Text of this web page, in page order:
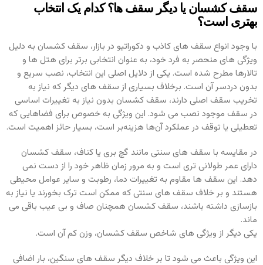
سقف کشسان یا دیگر سقف‌ ها؟ کدام یک انتخاب
بهتری است؟
با وجود انواع سقف‌ های کاذب و دکوراتیو در بازار، سقف کشسان به دلیل
ویژگی‌ های منحصر به فرد خود، به عنوان انتخابی برتر برای هتل‌ ها و
تالارها مطرح شده است. یکی از دلایل اصلی این انتخاب، نصب سریع و
بدون دردسر آن است. برخلاف بسیاری از سقف‌ های دیگر که نیاز به
تخریب سقف اصلی دارند، سقف کشسان بدون نیاز به تغییرات اساسی
در سقف موجود نصب می‌ شود. این ویژگی به خصوص برای فضاهایی که
تعطیلی یا توقف در عملکرد آن‌ها هزینه‌بر است، بسیار حائز اهمیت است.
در مقایسه با سقف‌ های سنتی مانند گچ‌ بری یا کناف، سقف کشسان
دارای عمر طولانی‌ تری است و به مرور زمان ظاهر خود را از دست نمی‌
دهد. این سقف‌ ها مقاوم به تغییرات دما، رطوبت و سایر عوامل محیطی
هستند و بر خلاف سقف‌ های سنتی که ممکن است ترک بخورند یا نیاز به
بازسازی داشته باشند، سقف کشسان همچنان صاف و بی‌ عیب باقی می‌
ماند.
یکی دیگر از ویژگی‌ های شاخص سقف کشسان، وزن کم آن است.
این ویژگی باعث می‌ شود تا بر خلاف دیگر سقف‌ های سنگین، بار اضافی